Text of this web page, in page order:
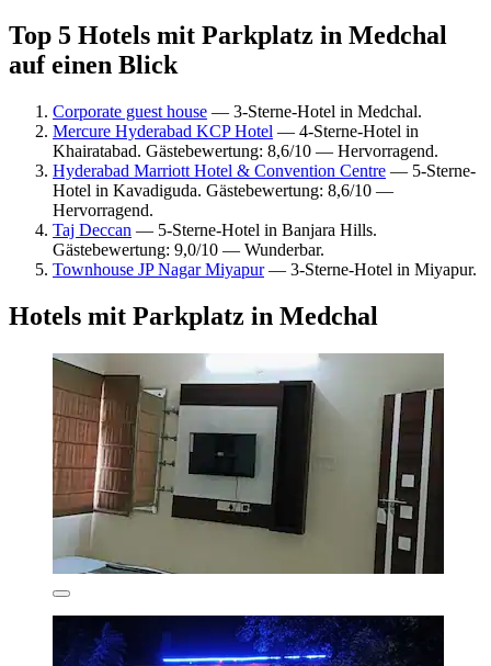
Top 5 Hotels mit Parkplatz in Medchal
auf einen Blick
Corporate guest house — 3-Sterne-Hotel in Medchal.
Mercure Hyderabad KCP Hotel — 4-Sterne-Hotel in
Khairatabad. Gästebewertung: 8,6/10 — Hervorragend.
Hyderabad Marriott Hotel & Convention Centre — 5-Sterne-
Hotel in Kavadiguda. Gästebewertung: 8,6/10 —
Hervorragend.
Taj Deccan — 5-Sterne-Hotel in Banjara Hills.
Gästebewertung: 9,0/10 — Wunderbar.
Townhouse JP Nagar Miyapur— 3-Sterne-Hotel in Miyapur.
Hotels mit Parkplatz in Medchal